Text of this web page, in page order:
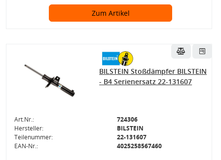
Zum Artikel
BILSTEIN Stoßdämpfer BILSTEIN
- B4 Serienersatz 22-131607
Art.Nr.:
724306
Hersteller:
BILSTEIN
Teilenummer:
22-131607
EAN-Nr.:
4025258567460